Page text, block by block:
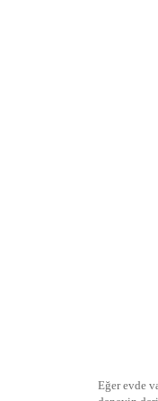
Eğer evde